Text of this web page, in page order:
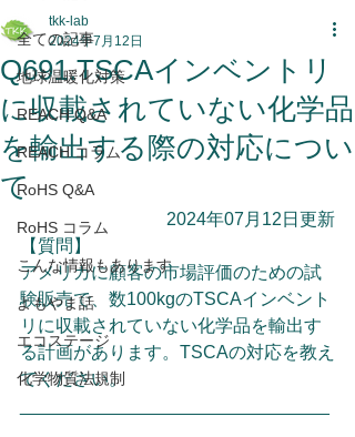
全ての記事
地球温暖化対策
REACH Q&A
REACH コラム
RoHS Q&A
RoHS コラム
こんな情報もあります
よもやま話
エコステージ
化学物質法規制
Q691.TSCAインベントリ
に収載されていない化学品
を輸出する際の対応につい
て
tkk-lab
2024年7月12日
2024年07月12日更新
【質問】
アメリカに顧客の市場評価のための試
験販売で、数100kgのTSCAインベント
リに収載されていない化学品を輸出す
る計画があります。TSCAの対応を教え
てください。